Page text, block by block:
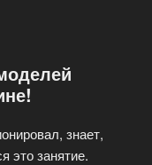
знает,
это занятие.